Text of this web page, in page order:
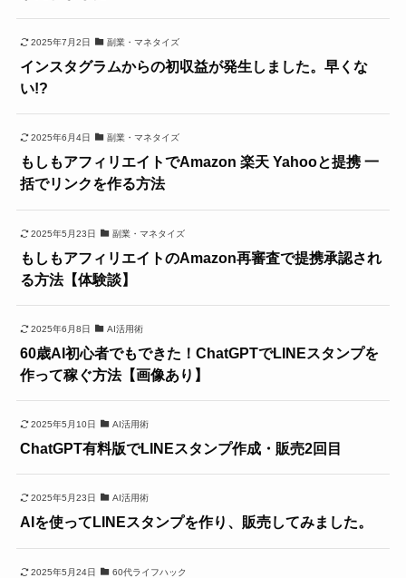
2025年7月2日 副業・マネタイズ
インスタグラムからの初収益が発生しました。早くな
い!?
2025年6月4日 副業・マネタイズ
もしもアフィリエイトでAmazon 楽天 Yahooと提携 一
括でリンクを作る方法
2025年5月23日 副業・マネタイズ
もしもアフィリエイトのAmazon再審査で提携承認され
る方法【体験談】
2025年6月8日 AI活用術
60歳AI初心者でもできた！ChatGPTでLINEスタンプを
作って稼ぐ方法【画像あり】
2025年5月10日 AI活用術
ChatGPT有料版でLINEスタンプ作成・販売2回目
2025年5月23日 AI活用術
AIを使ってLINEスタンプを作り、販売してみました。
2025年5月24日 60代ライフハック